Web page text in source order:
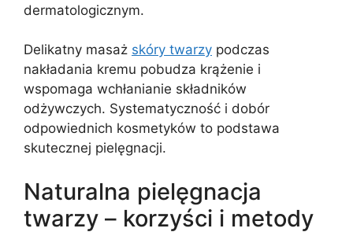
dermatologicznym.
Delikatny masaż skóry twarzy podczas
nakładania kremu pobudza krążenie i
wspomaga wchłanianie składników
odżywczych. Systematyczność i dobór
odpowiednich kosmetyków to podstawa
skutecznej pielęgnacji.
Naturalna pielęgnacja
twarzy – korzyści i metody